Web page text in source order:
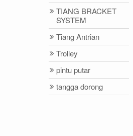
TIANG BRACKET
SYSTEM
Tiang Antrian
Trolley
pintu putar
tangga dorong